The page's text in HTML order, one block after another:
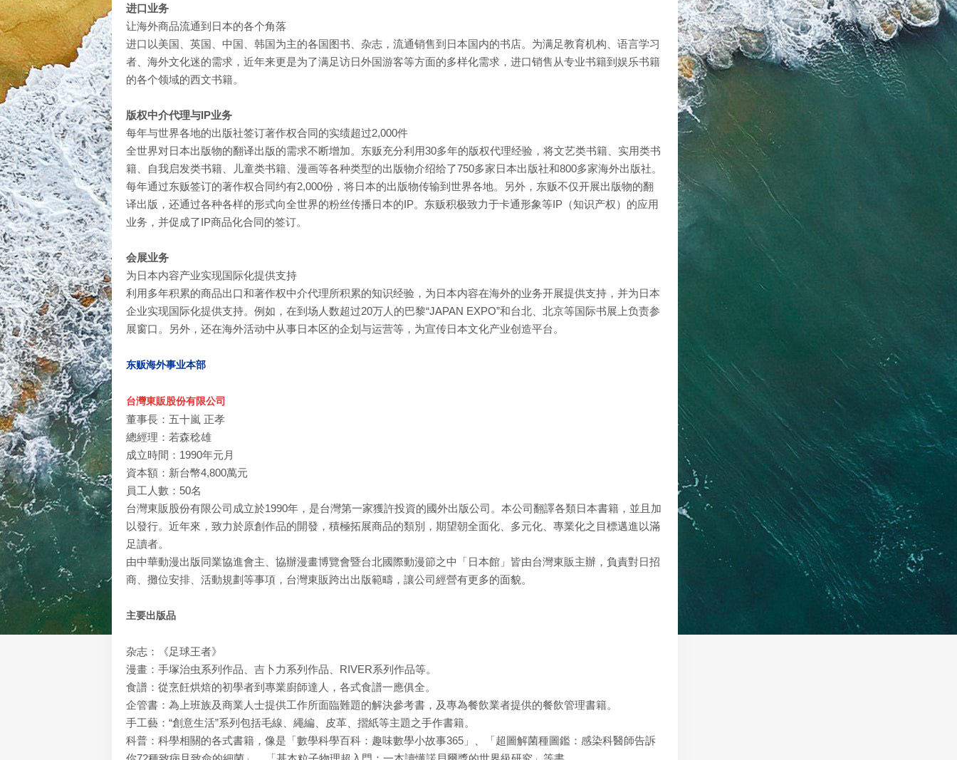
进口业务
让海外商品流通到日本的各个角落
进口以美国、英国、中国、韩国为主的各国图书、杂志，流通销售到日本国内的书店。为满足教育机构、语言学习
者、海外文化迷的需求，近年来更是为了满足访日外国游客等方面的多样化需求，进口销售从专业书籍到娱乐书籍
的各个领域的西文书籍。
版权中介代理与IP业务
每年与世界各地的出版社签订著作权合同的实绩超过2,000件
全世界对日本出版物的翻译出版的需求不断增加。东贩充分利用30多年的版权代理经验，将文艺类书籍、实用类书
籍、自我启发类书籍、儿童类书籍、漫画等各种类型的出版物介绍给了750多家日本出版社和800多家海外出版社。
每年通过东贩签订的著作权合同约有2,000份，将日本的出版物传输到世界各地。另外，东贩不仅开展出版物的翻
译出版，还通过各种各样的形式向全世界的粉丝传播日本的IP。东贩积极致力于卡通形象等IP（知识产权）的应用
业务，并促成了IP商品化合同的签订。
会展业务
为日本内容产业实现国际化提供支持
利用多年积累的商品出口和著作权中介代理所积累的知识经验，为日本内容在海外的业务开展提供支持，并为日本
企业实现国际化提供支持。例如，在到场人数超过20万人的巴黎“JAPAN EXPO”和台北、北京等国际书展上负责参
展窗口。另外，还在海外活动中从事日本区的企划与运营等，为宣传日本文化产业创造平台。
东贩海外事业本部
台灣東販股份有限公司
董事長：五十嵐 正孝
總經理：若森稔雄
成立時間：1990年元月
資本額：新台幣4,800萬元
員工人數：50名
台灣東販股份有限公司成立於1990年，是台灣第一家獲許投資的國外出版公司。本公司翻譯各類日本書籍，並且加
以發行。近年來，致力於原創作品的開發，積極拓展商品的類別，期望朝全面化、多元化、專業化之目標邁進以滿
足讀者。
由中華動漫出版同業協進會主、協辦漫畫博覽會暨台北國際動漫節之中「日本館」皆由台灣東販主辦，負責對日招
商、攤位安排、活動規劃等事項，台灣東販跨出出版範疇，讓公司經營有更多的面貌。
主要出版品
杂志：《足球王者》
漫畫：手塚治虫系列作品、吉卜力系列作品、RIVER系列作品等。
食譜：從烹飪烘焙的初學者到專業廚師達人，各式食譜一應俱全。
企管書：為上班族及商業人士提供工作所面臨難題的解決參考書，及專為餐飲業者提供的餐飲管理書籍。
手工藝：“創意生活”系列包括毛線、繩編、皮革、摺紙等主題之手作書籍。
科普：科學相關的各式書籍，像是「數學科學百科：趣味數學小故事365」、「超圖解菌種圖鑑：感染科醫師告訴